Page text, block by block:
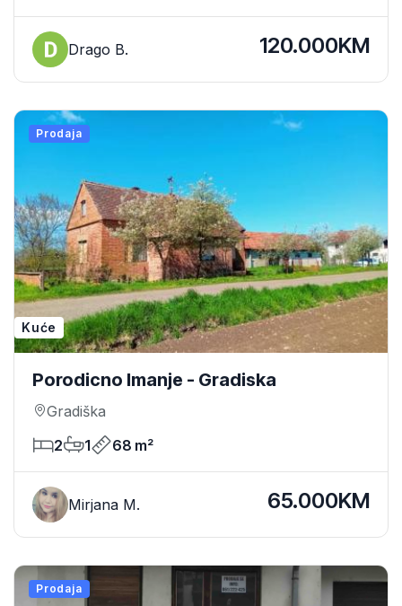
Drago B. 120.000KM
Prodaja
Kuće
Porodicno Imanje - Gradiska
Gradiška
2
1 68 m²
Mirjana M. 65.000KM
Prodaja